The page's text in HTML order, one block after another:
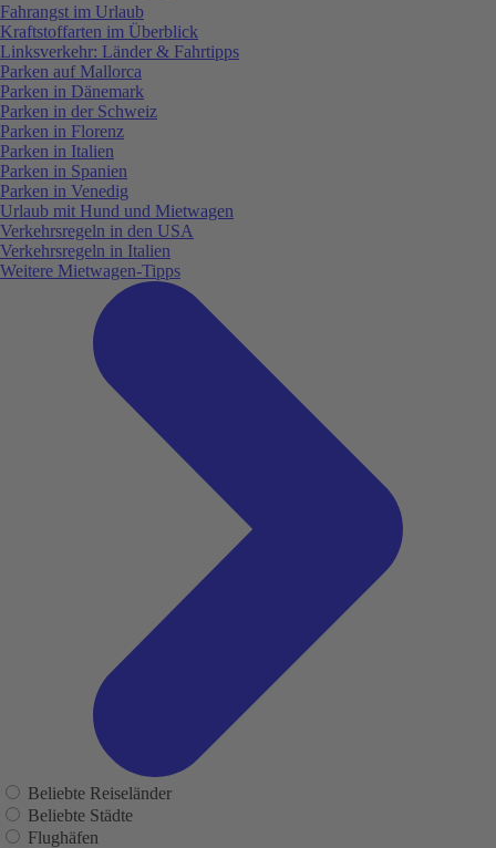
Fahrangst im Urlaub
Kraftstoffarten im Überblick
Linksverkehr: Länder & Fahrtipps
Parken auf Mallorca
Parken in Dänemark
Parken in der Schweiz
Parken in Florenz
Parken in Italien
Parken in Spanien
Parken in Venedig
Urlaub mit Hund und Mietwagen
Verkehrsregeln in den USA
Verkehrsregeln in Italien
Weitere Mietwagen-Tipps
Beliebte Reiseländer
Beliebte Städte
Flughäfen